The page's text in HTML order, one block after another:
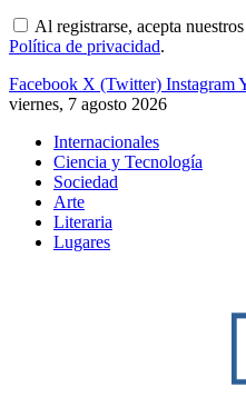
Al registrarse, acepta
Política de privacidad.
Facebook X (Twitter) Instagram
viernes, 7 agosto 2026
Internacionales
Ciencia y Tecnología
Sociedad
Arte
Literaria
Lugares